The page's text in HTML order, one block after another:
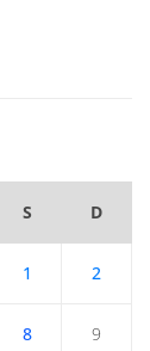
S D
1 2
8 9